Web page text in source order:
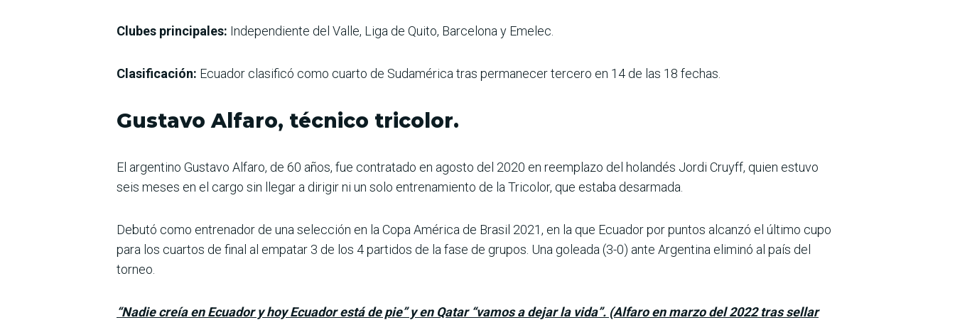
Clubes principales: Independiente del Valle, Liga de Quito, Barcelona y Emelec.
Clasificación: Ecuador clasificó como cuarto de Sudamérica tras permanecer tercero en 14 de las 18 fechas.
Gustavo Alfaro, técnico tricolor.
El argentino Gustavo Alfaro, de 60 años, fue contratado en agosto del 2020 en reemplazo del holandés Jordi Cruyff, quien estuvo
seis meses en el cargo sin llegar a dirigir ni un solo entrenamiento de la Tricolor, que estaba desarmada.
Debutó como entrenador de una selección en la Copa América de Brasil 2021, en la que Ecuador por puntos alcanzó el último cupo
para los cuartos de final al empatar 3 de los 4 partidos de la fase de grupos. Una goleada (3-0) ante Argentina eliminó al país del
torneo.
“Nadie creía en Ecuador y hoy Ecuador está de pie” y en Qatar “vamos a dejar la vida”. (Alfaro en marzo del 2022 tras sellar